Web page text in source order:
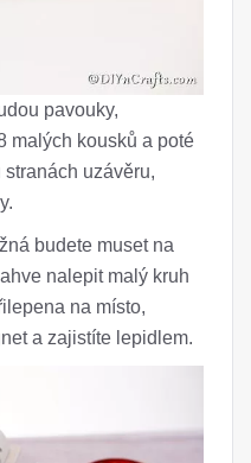
pavouky,
malých kousků a poté
uzávěru,
budete muset na
nalepit malý kruh
na místo,
a zajistíte lepidlem.